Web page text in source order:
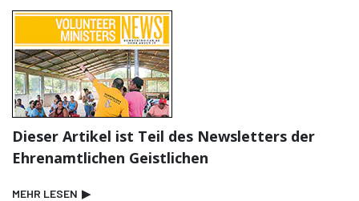
Dieser Artikel ist Teil des Newsletters der
Ehrenamtlichen Geistlichen
MEHR LESEN ▶